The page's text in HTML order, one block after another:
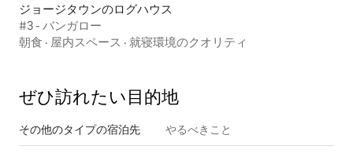
ジョージタウンのログハウス
#3 - バンガロー
朝食 · 屋内スペース · 就寝環境のクオリティ
ぜひ訪⁠れ⁠た⁠い目⁠的⁠地
その他のタ⁠イ⁠プ⁠の宿⁠泊⁠先 やるべきこと